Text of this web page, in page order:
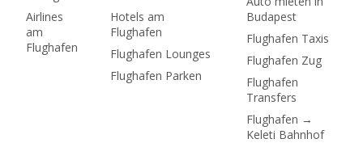
Airlines
am
Flughafen
Hotels am
Flughafen
Flughafen Lounges
Flughafen Parken
Budapest
Flughafen Taxis
Flughafen Zug
Flughafen
Transfers
Flughafen →
Keleti Bahnhof